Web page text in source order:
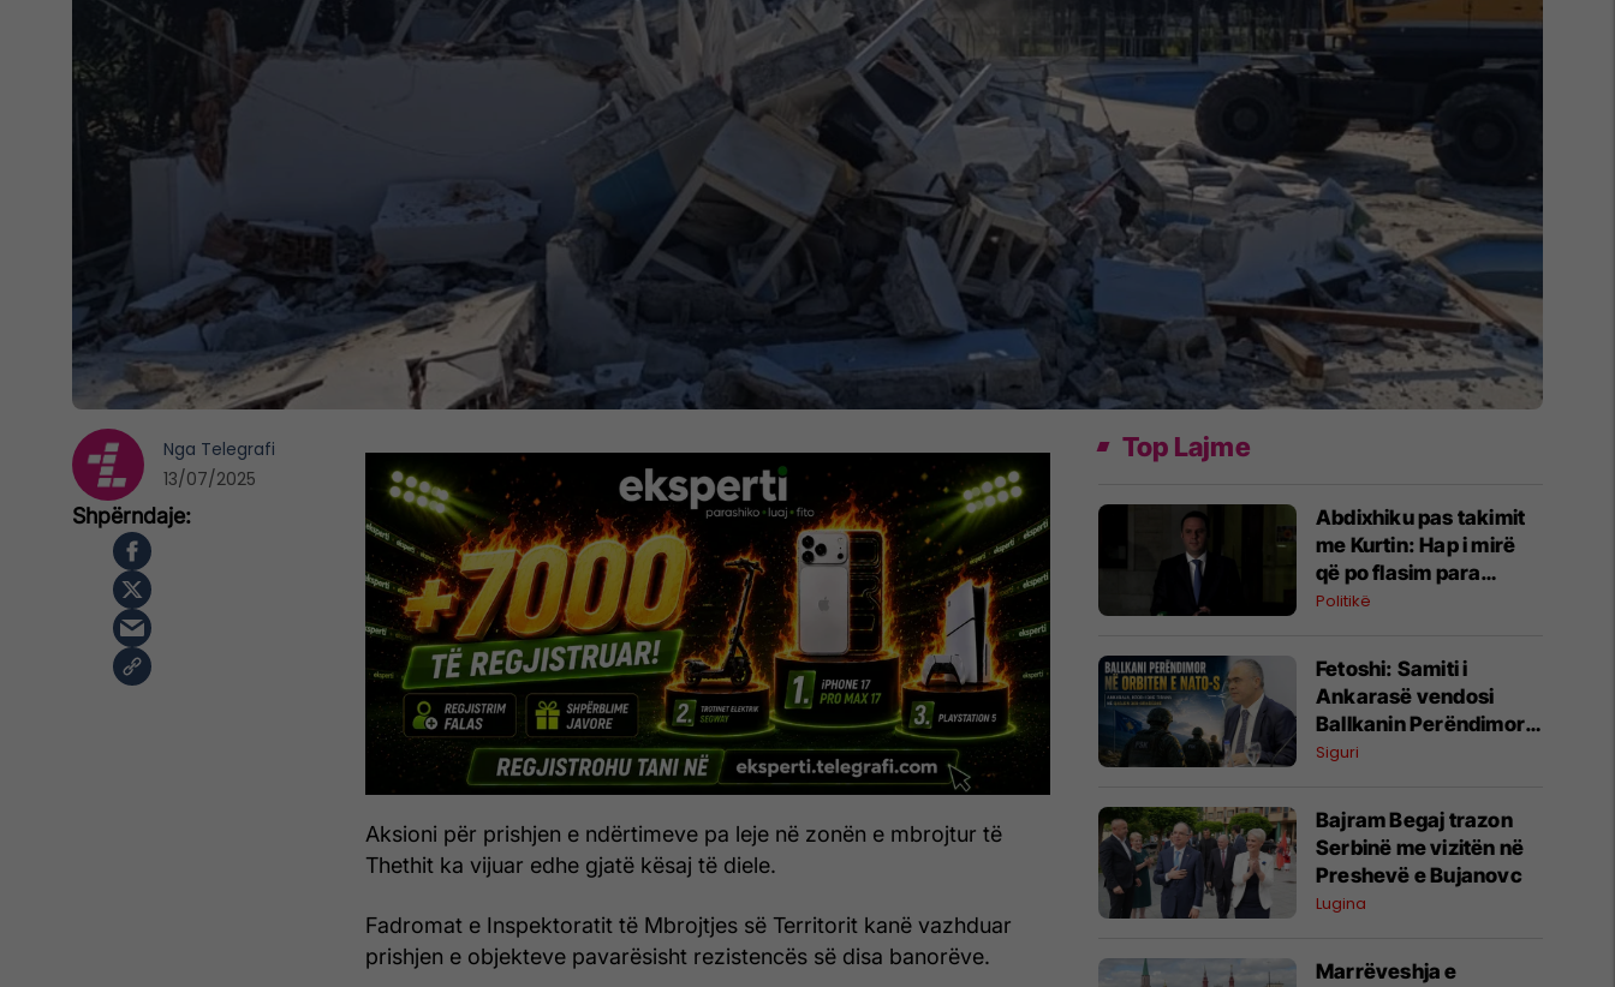
Aksioni për prishjen e ndërtimeve pa leje në zonën e mbrojtur të
Thethit ka vijuar edhe gjatë kësaj të diele.
Fadromat e Inspektoratit të Mbrojtjes së Territorit kanë vazhduar
prishjen e objekteve pavarësisht rezistencës së disa banorëve.
Nga Telegrafi
13/07/2025
Top Lajme
Abdixhiku pas takimit
me Kurtin: Hap i mirë
që po flasim para
vendimeve të
Politikë
Fetoshi: Samiti i
Ankarasë vendosi
Ballkanin Perëndimor
në qendër të
Siguri
​Bajram Begaj trazon
Serbinë me vizitën në
Preshevë e Bujanovc
Lugina
Marrëveshja e